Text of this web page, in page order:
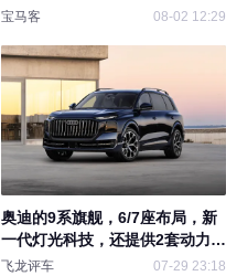
宝马客 08-02 12:29
奥迪的9系旗舰，6/7座布局，新
一代灯光科技，还提供2套动力组
合
飞龙评车 07-29 23:18